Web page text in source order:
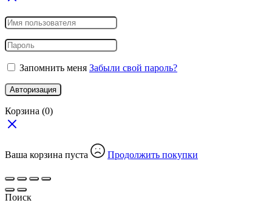
Запомнить меня Забыли свой пароль?
Авторизация
Корзина (0)
Ваша корзина пуста Продолжить покупки
Поиск